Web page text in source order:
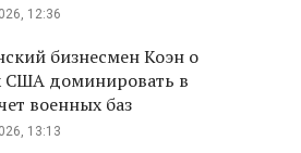
12:36
бизнесмен Коэн о
США доминировать в
военных баз
13:13